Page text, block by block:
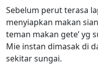
Sebelum perut terasa
menyiapkan makan
teman makan gete’ yg
Mie instan dimasak di
sekitar sungai.